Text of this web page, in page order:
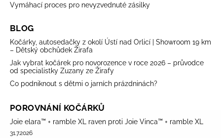
Vymáhací proces pro nevyzvednuté zásilky
BLOG
Kočárky, autosedačky z okolí Ústí nad Orlicí | Showroom 19 km
– Dětský obchůdek Žirafa
Jak vybrat kočárek pro novorozence v roce 2026 – průvodce
od specialistky Zuzany ze Žirafy
Co podniknout s dětmi o jarních prázdninách?
POROVNÁNÍ KOČÁRKŮ
Joie elara™ + ramble XL raven proti Joie Vinca™ + ramble XL
31.7.2026